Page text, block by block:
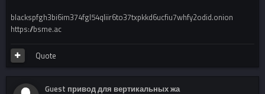
blackspfgh3bi6im374fgl54qliir6to37txpkkd6ucfiu7whfy2odid.onion
https://bsme.ac
Quote
Guest привод для вертикальных жа